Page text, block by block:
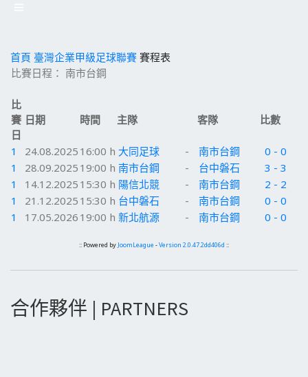
首頁 臺灣企業甲級足球聯賽 賽程表
比賽日程： 南市台鋼
比
賽
日
日期 時間 主隊 客隊 比數
1 24.08.2025 16:00 h 大同足球 - 南市台鋼
0 - 0
1
28.09.2025 19:00 h 南市台鋼 - 台中磐石
3 - 3
1
14.12.2025 15:30 h 陽信北競 - 南市台鋼
2 - 2
1
21.12.2025 15:30 h 台中磐石 - 南市台鋼
0 - 0
1
17.05.2026 19:00 h 新北航源 - 南市台鋼 0 - 0
:: Powered by JoomLeague -Version 2.0.47.2dd406d ::
合作夥伴 | PARTNERS